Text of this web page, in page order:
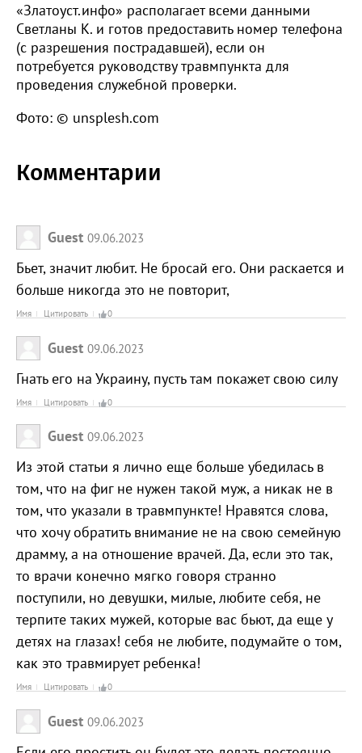
«Златоуст.инфо» располагает всеми данными
Светланы К. и готов предоставить номер телефона
(с разрешения пострадавшей), если он
потребуется руководству травмпункта для
проведения служебной проверки.
Фото: © unsplesh.com
Комментарии
Guest 09.06.2023
Бьет, значит любит. Не бросай его. Они раскается и
больше никогда это не повторит,
Имя Цитировать 0
Guest 09.06.2023
Гнать его на Украину, пусть там покажет свою силу
Имя Цитировать 0
Guest 09.06.2023
Из этой статьи я лично еще больше убедилась в
том, что на фиг не нужен такой муж, а никак не в
том, что указали в травмпункте! Нравятся слова,
что хочу обратить внимание не на свою семейную
драмму, а на отношение врачей. Да, если это так,
то врачи конечно мягко говоря странно
поступили, но девушки, милые, любите себя, не
терпите таких мужей, которые вас бьют, да еще у
детях на глазах! себя не любите, подумайте о том,
как это травмирует ребенка!
Имя Цитировать 0
Guest 09.06.2023